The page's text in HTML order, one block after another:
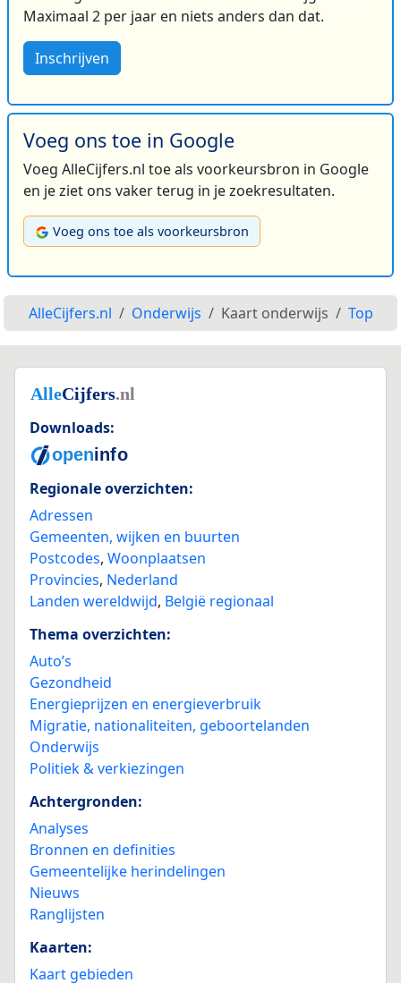
Maximaal 2 per jaar en niets anders dan dat.
Inschrijven
Voeg ons toe in Google
Voeg AlleCijfers.nl toe als voorkeursbron in Google
en je ziet ons vaker terug in je zoekresultaten.
Voeg ons toe als voorkeursbron
AlleCijfers.nl Onderwijs Kaart onderwijs Top
Downloads:
Regionale overzichten:
Adressen
Gemeenten, wijken en buurten
Postcodes, Woonplaatsen
Provincies, Nederland
Landen wereldwijd, België regionaal
Thema overzichten:
Auto’s
Gezondheid
Energieprijzen en energieverbruik
Migratie, nationaliteiten, geboortelanden
Onderwijs
Politiek & verkiezingen
Achtergronden:
Analyses
Bronnen en definities
Gemeentelijke herindelingen
Nieuws
Ranglijsten
Kaarten:
Kaart gebieden